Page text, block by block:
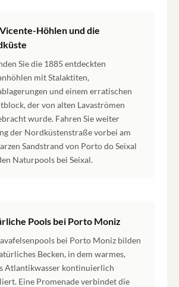
Höhlen und die
Sie die 1885 entdeckten
mit Stalaktiten,
und einem erratischen
der von alten Lavaströmen
wurde. Fahren Sie weiter
der Nordküstenstraße vorbei am
Sandstrand von Porto do Seixal
Naturpools bei Seixal.
Pools bei Porto Moniz
bei Porto Moniz bilden
Becken, in dem warmes,
Atlantikwasser kontinuierlich
Eine Promenade verbindet die